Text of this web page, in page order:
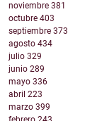
noviembre 381
octubre 403
septiembre 373
agosto 434
julio 329
junio 289
mayo 336
abril 223
marzo 399